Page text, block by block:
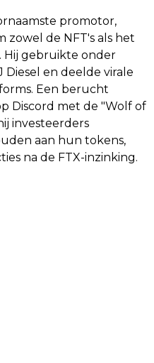
promotor,
de NFT's als het
Hij gebruikte onder
Diesel en deelde virale
Een berucht
Discord met de "Wolf of
investeerders
aan hun tokens,
na de FTX-inzinking.